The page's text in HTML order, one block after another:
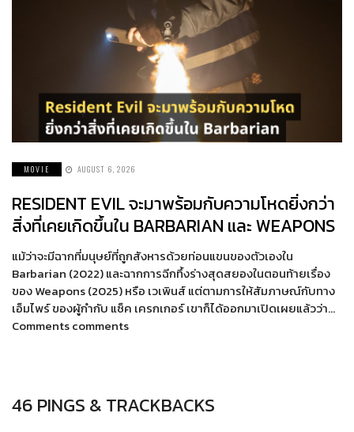
MOVIE AUGUST 6, 2026
RESIDENT EVIL จะมาพร้อมกับความโหดยิ่งกว่า
สิ่งที่เคยเกิดขึ้นใน BARBARIAN และ WEAPONS
แม้ว่าจะมีฉากที่มนุษย์ที่ถูกสังหารด้วยท่อนแขนของตัวเองใน
Barbarian (2022) และฉากการฉีกทึ้งร่างสุดสยองในตอนท้ายเรื่อง
ของ Weapons (2025) หรือ เวเพินส์ แต่ตามการให้สัมภาษณ์กับทาง
เอ็มไพร์ ของผู้กำกับ แซ็ค เครกเกอร์ เขาก็ได้ออกมาเปิดเผยแล้วว่า…
Comments comments
46 PINGS & TRACKBACKS